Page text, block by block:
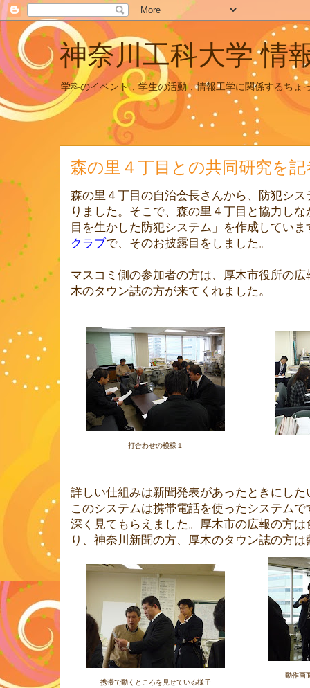
神奈川工科大学 情
学科のイベント，学生の活動，情報工学に関係するちょ
森の里４丁目との共同研究を記
森の里４丁目の自治会長さんから、防犯シ
りました。そこで、森の里４丁目と協力し
目を生かした防犯システム」を作成していま
クラブで、そのお披露目をしました。
マスコミ側の参加者の方は、厚木市役所の
木のタウン誌の方が来てくれました。
打合わせの模様１
詳しい仕組みは新聞発表があったときにした
このシステムは携帯電話を使ったシステム
深く見てもらえました。厚木市の広報の方
り、神奈川新聞の方、厚木のタウン誌の方
携帯で動くところを見せている様子
動作画